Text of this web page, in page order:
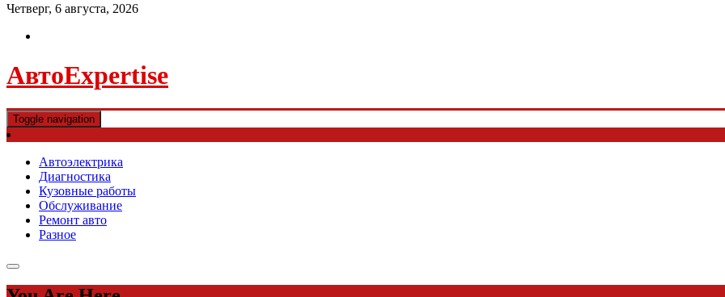
Четверг, 6 августа, 2026
АвтоExpertise
Toggle navigation
Автоэлектрика
Диагностика
Кузовные работы
Обслуживание
Ремонт авто
Разное